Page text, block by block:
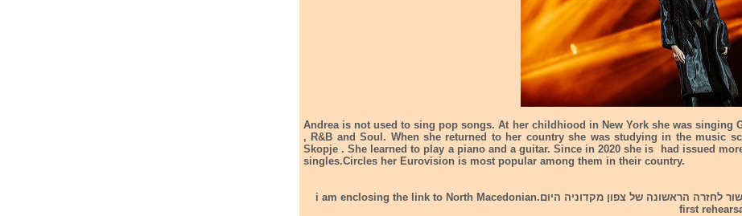
Andrea is not used to sing pop songs. At her childhiood in New York she was singing
, R&B and Soul. When she returned to her country she was studying in the music
Skopje . She learned to play a piano and a guitar. Since in 2020 she is had issued
singles.Circles her Eurovision is most popular among them in their country.
רצ:ב קישור לחזרה הראשונה של צפון מקדוניה היום.i am enclosing the link to North Macedonian
first